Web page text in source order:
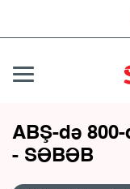
ABŞ-də
- SƏBƏB